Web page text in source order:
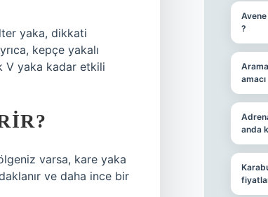
yaka, dikkati
kepçe yakalı
V yaka kadar etkili
varsa, kare yaka
ve daha ince bir
Avene
?
anda